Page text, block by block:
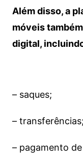
Além disso, a
móveis
digital,
– saques;
– transferências;
– pagamento